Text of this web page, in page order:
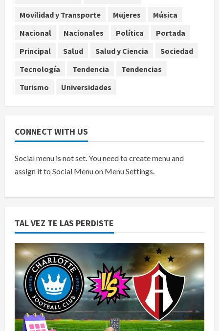
ocultados en el caso Ayotzinapa
agosto 7, 2026
Movilidad y Transporte
Mujeres
Música
Nacional
Nacionales Política
Portada
Principal
Salud Salud y Ciencia
Sociedad
Tecnología
Tendencia
Tendencias
Turismo
Universidades
CONNECT WITH US
Social menu is not set. You need to create menu and
assign it to Social Menu on Menu Settings.
TAL VEZ TE LAS PERDISTE